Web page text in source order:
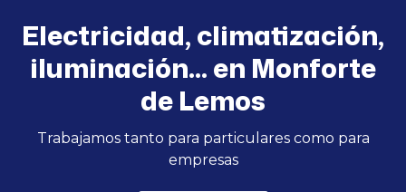
Electricidad, climatización,
iluminación... en Monforte
de Lemos
Trabajamos tanto para particulares como para
empresas